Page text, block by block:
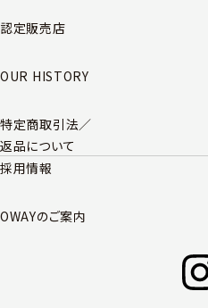
認定販売店
OUR HISTORY
特定商取引法／
返品について
採用情報
OWAYのご案内